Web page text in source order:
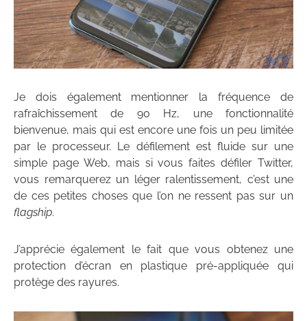
Je dois également mentionner la fréquence de
rafraîchissement de 90 Hz, une fonctionnalité
bienvenue, mais qui est encore une fois un peu limitée
par le processeur. Le défilement est fluide sur une
simple page Web, mais si vous faites défiler Twitter,
vous remarquerez un léger ralentissement, c’est une
de ces petites choses que l’on ne ressent pas sur un
flagship.
J’apprécie également le fait que vous obtenez une
protection d’écran en plastique pré-appliquée qui
protège des rayures.